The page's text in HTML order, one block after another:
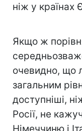
ніж у країнах
Якщо ж
очевидно, що
загальним
доступніші,
Росії, не
Німеччиню і